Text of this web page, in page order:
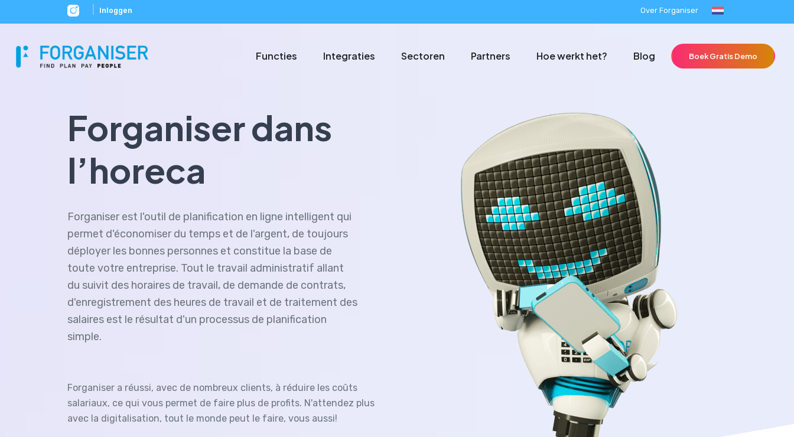
Inloggen Over Forganiser
Functies Integraties Sectoren Partners Hoe werkt het? Blog Boek Gratis Demo
Forganiser dans
l’horeca
Forganiser est l'outil de planification en ligne intelligent qui
permet d'économiser du temps et de l'argent, de toujours
déployer les bonnes personnes et constitue la base de
toute votre entreprise. Tout le travail administratif allant
du suivit des horaires de travail, de demande de contrats,
d'enregistrement des heures de travail et de traitement des
salaires est le résultat d'un processus de planification
simple.
Forganiser a réussi, avec de nombreux clients, à réduire les coûts
salariaux, ce qui vous permet de faire plus de profits. N'attendez plus
avec la digitalisation, tout le monde peut le faire, vous aussi!